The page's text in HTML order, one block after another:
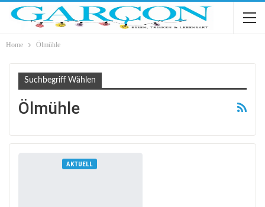
Home Ölmühle
Suchbegriff Wählen
Ölmühle
AKTUELL